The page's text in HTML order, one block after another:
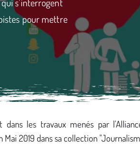
pour mettre
dans les travaux menés par
Mai 2019 dans sa collection